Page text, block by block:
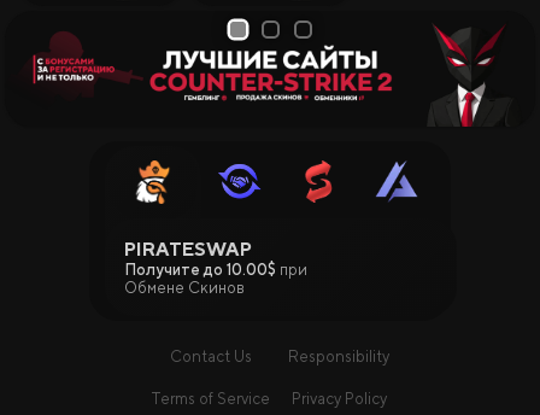
1 2 3
PIRATESWAP
Получите до 10.00$ при
Обмене Скинов
Contact Us Responsibility
Terms of Service Privacy Policy